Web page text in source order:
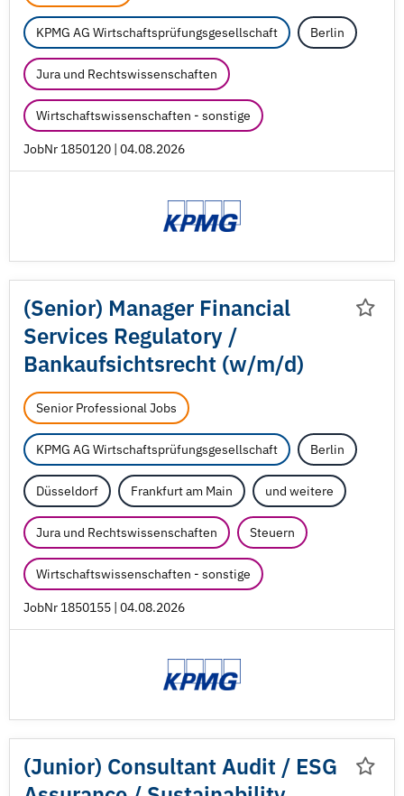
KPMG AG Wirtschaftsprüfungsgesellschaft Berlin
Jura und Rechtswissenschaften
Wirtschaftswissenschaften - sonstige
JobNr 1850120 | 04.08.2026
(Senior) Manager Financial
Services Regulatory /
Bankaufsichtsrecht (w/m/d)
Senior Professional Jobs
KPMG AG Wirtschaftsprüfungsgesellschaft Berlin
Düsseldorf Frankfurt am Main und weitere
Jura und Rechtswissenschaften Steuern
Wirtschaftswissenschaften - sonstige
JobNr 1850155 | 04.08.2026
(Junior) Consultant Audit / ESG